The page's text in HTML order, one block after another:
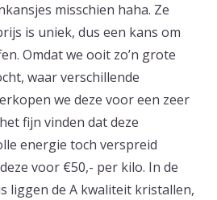
misschien haha. Ze
is uniek, dus een kans om
Omdat we ooit zo’n grote
waar verschillende
we deze voor een zeer
fijn vinden dat deze
energie toch verspreid
voor €50,- per kilo. In de
liggen de A kwaliteit kristallen,